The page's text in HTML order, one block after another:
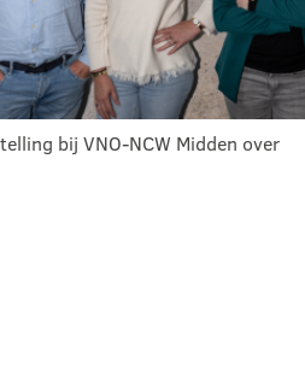
bij VNO-NCW Midden over